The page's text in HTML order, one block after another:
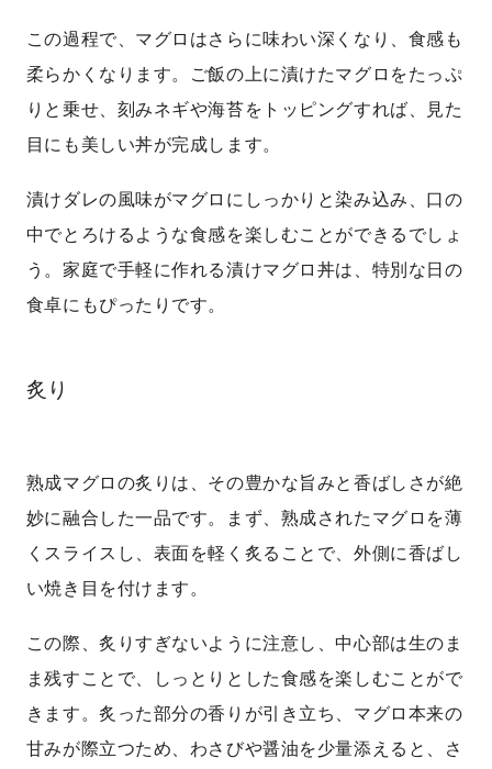
この過程で、マグロはさらに味わい深くなり、食感も
柔らかくなります。ご飯の上に漬けたマグロをたっぷ
りと乗せ、刻みネギや海苔をトッピングすれば、見た
目にも美しい丼が完成します。
漬けダレの風味がマグロにしっかりと染み込み、口の
中でとろけるような食感を楽しむことができるでしょ
う。家庭で手軽に作れる漬けマグロ丼は、特別な日の
食卓にもぴったりです。
炙り
熟成マグロの炙りは、その豊かな旨みと香ばしさが絶
妙に融合した一品です。まず、熟成されたマグロを薄
くスライスし、表面を軽く炙ることで、外側に香ばし
い焼き目を付けます。
この際、炙りすぎないように注意し、中心部は生のま
ま残すことで、しっとりとした食感を楽しむことがで
きます。炙った部分の香りが引き立ち、マグロ本来の
甘みが際立つため、わさびや醤油を少量添えると、さ